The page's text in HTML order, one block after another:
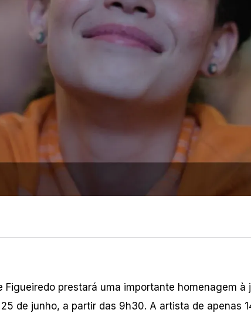
Figueiredo prestará uma importante homenagem à
de junho, a partir das 9h30. A artista de apenas